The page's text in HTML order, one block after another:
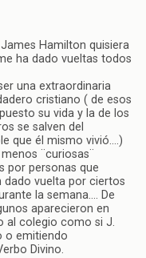
Hamilton quisiera
ha dado vueltas todos
una extraordinaria
cristiano ( de esos
su vida y la de los
se salven del
que él mismo vivió….)
¨curiosas¨
por personas que
dado vuelta por ciertos
la semana…. De
aparecieron en
al colegio como si J.
o emitiendo
Divino.